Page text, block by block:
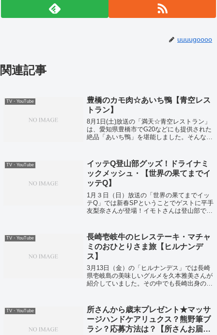
uuuugoooo
関連記事
TV・YouTube
豊橋のカモ肉☆あいち鴨【青空レス
トラン】
8月1日(土)放送の「満天☆青空レストラン」
は、愛知県豊橋市でG20などにも提供された
絶品「あいち鴨」を堪能しました。そんな
TV・YouTube
イッテQ登山部グッズ！ドライナミ
ックメッシュ・【世界の果てまでイ
ッテQ】
1月３日（日）放送の「世界の果てまでイッ
テQ」では新春SPということでゲストに平手
友梨奈さんが登場！イモトさんは登山部で雪
TV・YouTube
長崎壱岐牛のヒレステーキ・マチャ
ミのおひとりさま旅【ヒルナンデ
ス】
3月13日（金）の「ヒルナンデス」では長崎
県壱岐島の美味しいグルメを久本雅美さんが
紹介していました。その中でも長崎出身の福
TV・YouTube
所さんから歳末プレゼント★マッサ
ージハンドケアリュクス？熊野筆ブ
ラシ？応募方法は？【所さんお届け